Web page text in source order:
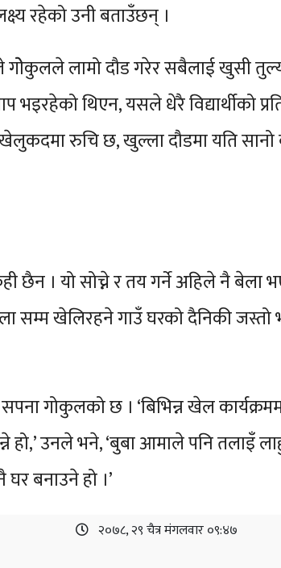
रहेको उनी बताउँछन् ।
गोेकुलले लामो दौड गरेर सबैलाई खुसी
भइरहेको थिएन, यसले धेरै विद्यार्थीको
रुचि छ, खुल्ला दौडमा यति सानो
छैन । यो सोच्ने र तय गर्ने अहिले नै
सम्म खेलिरहने गाउँ घरको दैनिकी
गोकुलको छ । ‘बिभिन्न खेल
हो,’ उनले भने, ‘बुबा आमाले पनि तलाइँ
बनाउने हो ।’
२०७८, २९ चैत्र मंगलवार ०९:४७